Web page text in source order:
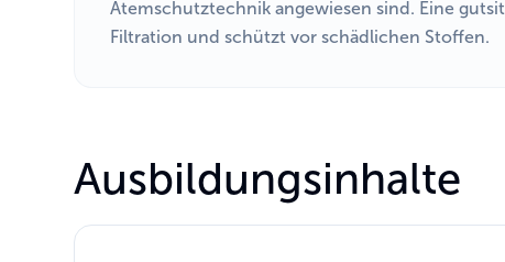
Atemschutztechnik angewiesen sind. Eine
Filtration und schützt vor schädlichen Stoffen.
Ausbildungsinhalte